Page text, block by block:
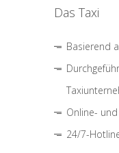
Das Taxi
Basierend
Online-
24/7-